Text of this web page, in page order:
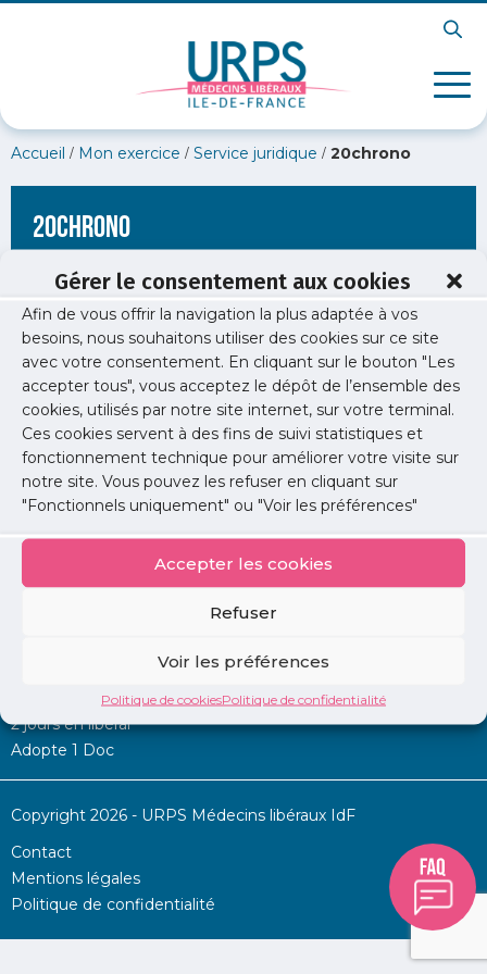
Gérer le consentement aux cookies
Afin de vous offrir la navigation la plus adaptée à vos
besoins, nous souhaitons utiliser des cookies sur ce site
avec votre consentement. En cliquant sur le bouton "Les
accepter tous", vous acceptez le dépôt de l’ensemble des
cookies, utilisés par notre site internet, sur votre terminal.
Ces cookies servent à des fins de suivi statistiques et
fonctionnement technique pour améliorer votre visite sur
notre site. Vous pouvez les refuser en cliquant sur
"Fonctionnels uniquement" ou "Voir les préférences"
Accepter les cookies
Refuser
Voir les préférences
Politique de cookiesPolitique de confidentialité
Accueil / Mon exercice / Service juridique / 20chrono
20chrono
Permanence d’aide à l’installation
2 jours en libéral
Adopte 1 Doc
Copyright 2026 - URPS Médecins libéraux IdF
Contact
Mentions légales
Politique de confidentialité